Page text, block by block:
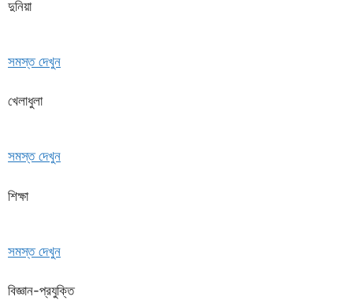
দুনিয়া
সমস্ত দেখুন
খেলাধুলা
সমস্ত দেখুন
শিক্ষা
সমস্ত দেখুন
বিজ্ঞান-প্রযুক্তি